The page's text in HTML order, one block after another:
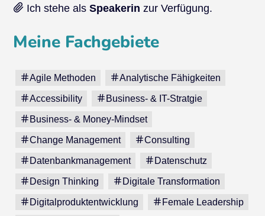
Ich stehe alsSpeakerin zur Verfügung.
Meine Fachgebiete
Agile Methoden Analytische Fähigkeiten
Accessibility Business- & IT-Stratgie
Business- & Money-Mindset
Change Management Consulting
Datenbankmanagement Datenschutz
Design Thinking Digitale Transformation
Digitalproduktentwicklung Female Leadership